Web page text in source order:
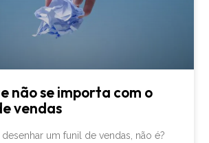
não se importa com o
vendas
um funil de vendas, não é?